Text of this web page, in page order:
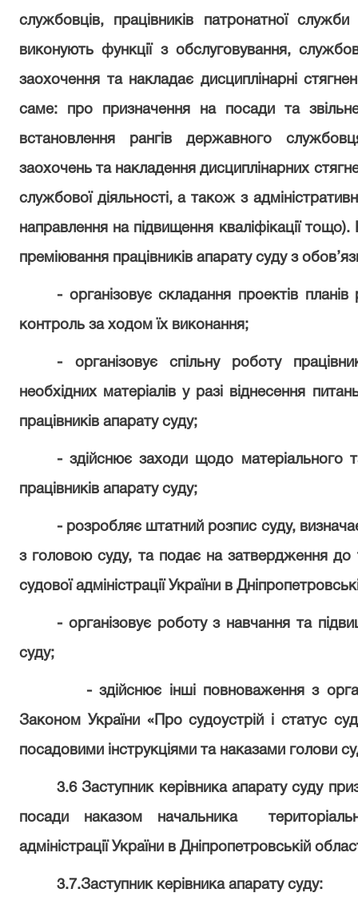
службовців, працівників патронатної
виконують функції з обслуговування,
заохочення та накладає дисциплінарні
саме: про призначення на посади та
встановлення рангів державного
заохочень та накладення дисциплінарних
службової діяльності, а також з
направлення на підвищення кваліфікації
преміювання працівників апарату суду з
- організовує складання проектів
контроль за ходом їх виконання;
- організовує спільну роботу
необхідних матеріалів у разі віднесення
працівників апарату суду;
- здійснює заходи щодо матеріального
працівників апарату суду;
- розробляє штатний розпис суду,
з головою суду, та подає на затвердження до
судової адміністрації України в
- організовує роботу з навчання та
суду;
- здійснює інші повноваження з
Законом України «Про судоустрій і статус
посадовими інструкціями та наказами голови
3.6 Заступник керівника апарату суду
посади наказом начальника
адміністрації України в Дніпропетровській
3.7.Заступник керівника апарату суду: